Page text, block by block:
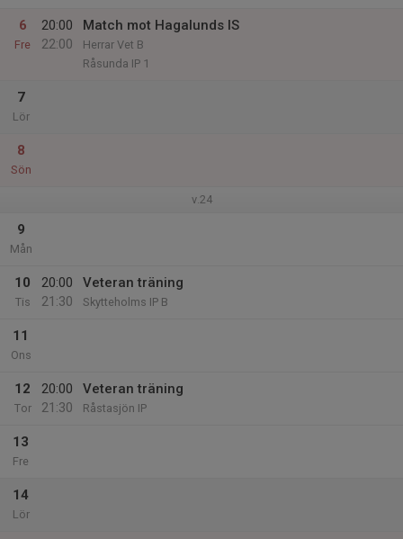
6
Fre
20:00
22:00
Match mot Hagalunds IS
Herrar Vet B
Råsunda IP 1
7
Lör
8
Sön
v.24
9
Mån
10
Tis
20:00
21:30
Veteran träning
Skytteholms IP B
11
Ons
12
Tor
20:00
21:30
Veteran träning
Råstasjön IP
13
Fre
14
Lör